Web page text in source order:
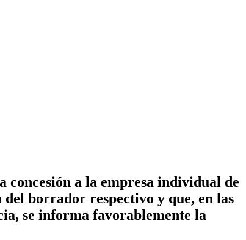
a la empresa individual de
borrador respectivo y que, en las
se informa favorablemente la